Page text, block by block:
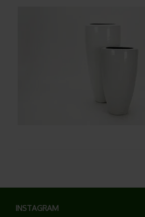
INSTAGRAM